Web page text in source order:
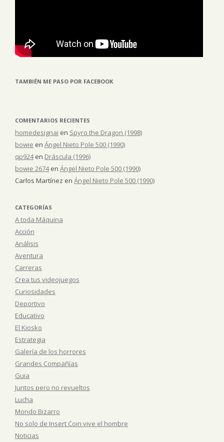
TAMBIÉN ME PASO POR FACEBOOK
COMENTARIOS RECIENTES
homedesignai en Spyro the Dragon (1998)
bowie en Ángel Nieto Pole 500 (1990)
qp924en Dráscula (1996)
bowie 2674en Ángel Nieto Pole 500 (1990)
Carlos Martínez en Ángel Nieto Pole 500 (1990)
CATEGORÍAS
A toda Máquina
Acción
Análisis
Aventura
Carreras
Crea tus videojuegos
Curiosidades
Deportivo
Educativo
El Kiosko
Estrategia
Galería de los horrores
Grandes Compañías
Guia
Juntos pero no revueltos
Lucha
Mondo Bizarro
No solo de Insert Coin vive el hombre
Noticias